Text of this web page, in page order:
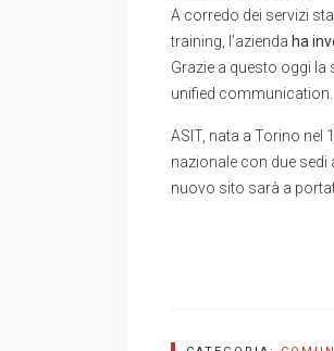
A corredo dei servizi
training, l’azienda ha
Grazie a questo oggi
unified communication.
ASIT, nata a Torino nel
nazionale con due sedi
nuovo sito sarà a